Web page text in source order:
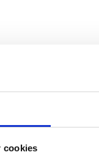
cookies